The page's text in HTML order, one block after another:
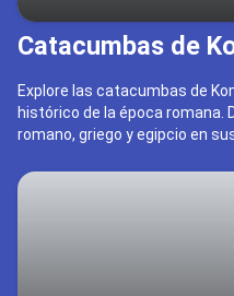
Catacumbas de
Explore las catacumbas de
histórico de la época romana.
romano, griego y egipcio en